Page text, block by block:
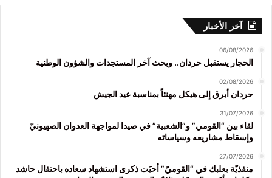
آخر الأخبار
06/08/2026
الحجار يستقبل حردان.. وبحث آخر المستجدات والشؤون الوطنية
02/08/2026
حردان أبرق إلى هيكل مهنئاً بمناسبة عيد الجيش
31/07/2026
لقاء بين “القومي” و”الشعبية” في صيدا لمواجهة العدوان الصهيونيّ
وإسقاط مشاريعه وسياساته
27/07/2026
منفذيّة بعلبك في “القوميّ” أحيَت ذكرى استشهاد سعاده باحتفال حاشد